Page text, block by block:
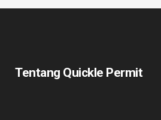
Tentang Quickle Permit